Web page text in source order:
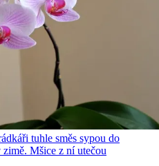
tuhle směs sypou do
Mšice z ní utečou